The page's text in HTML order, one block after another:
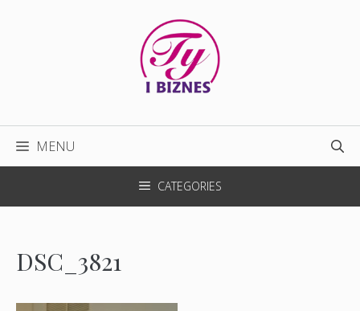
MENU
CATEGORIES
DSC_3821